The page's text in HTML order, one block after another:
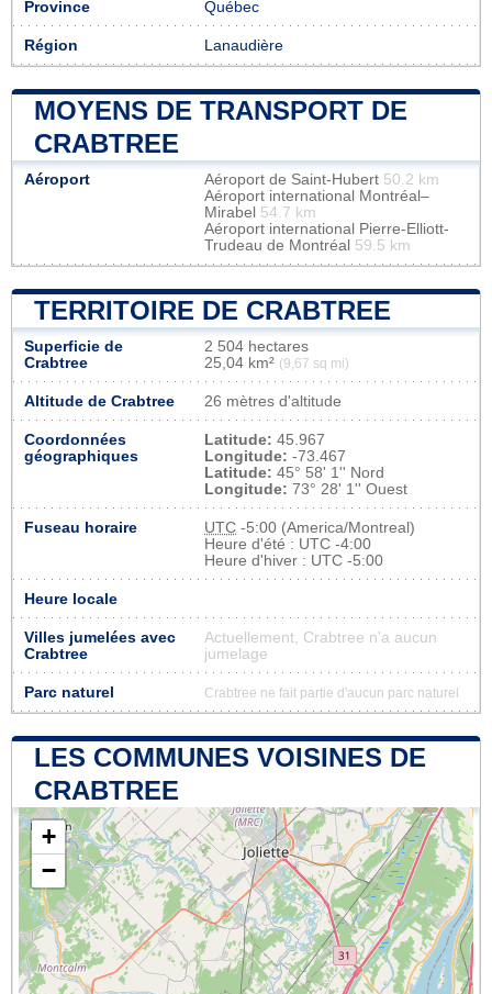
Province Québec
Région Lanaudière
MOYENS DE TRANSPORT DE
CRABTREE
Aéroport Aéroport de Saint-Hubert 50.2 km
Aéroport international Montréal–
Mirabel 54.7 km
Aéroport international Pierre-Elliott-
Trudeau de Montréal 59.5 km
TERRITOIRE DE CRABTREE
Superficie de
Crabtree
2 504 hectares
25,04 km² (9,67 sq mi)
Altitude de Crabtree 26 mètres d'altitude
Coordonnées
géographiques
Latitude: 45.967
Longitude: -73.467
Latitude: 45° 58' 1'' Nord
Longitude: 73° 28' 1'' Ouest
Fuseau horaire UTC -5:00 (America/Montreal)
Heure d'été : UTC -4:00
Heure d'hiver : UTC -5:00
Heure locale
Villes jumelées avec
Crabtree
Actuellement, Crabtree n'a aucun
jumelage
Parc naturel Crabtree ne fait partie d'aucun parc naturel
LES COMMUNES VOISINES DE
CRABTREE
+
−